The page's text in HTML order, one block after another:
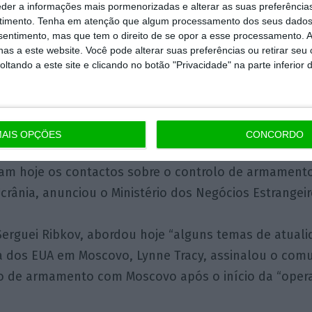
a informações mais pormenorizadas e alterar as suas
Tenha em atenção que algum processamento dos seus
mas que tem o direito de se opor a esse processamento.
a este website. Você pode alterar suas preferências ou retirar seu
a este site e clicando no botão "Privacidade" na parte inferior
OPÇÕES CONCORDO
se da barreira dos 1,09 dólares, no mesmo
de armamento. Pelas 18:07 (hora de Lisboa), o
a 1,0878 dólares.
a libra, mas caiu face ao iene. O BCE fixou o
entre um mínimo de 1,0803 dólares e um
hoje os contactos sobre o controlo de
anunciou o Ministério dos Negócios
Ribkov, abordou hoje “alguns temas de
EUA em Moscovo, Lynne Tracy, assinalou o
armamento com Moscovo após o início da